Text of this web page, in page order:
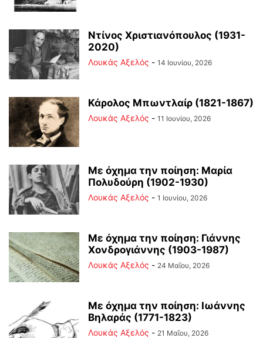
Ντίνος Χριστιανόπουλος (1931-
2020)
Λουκάς Αξελός - 14 Ιουνίου, 2026
Κάρολος Μπωντλαίρ (1821-1867)
Λουκάς Αξελός - 11 Ιουνίου, 2026
Με όχημα την ποίηση: Μαρία
Πολυδούρη (1902-1930)
Λουκάς Αξελός - 1 Ιουνίου, 2026
Με όχημα την ποίηση: Γιάννης
Χονδρογιάννης (1903-1987)
Λουκάς Αξελός - 24 Μαΐου, 2026
Με όχημα την ποίηση: Ιωάννης
Βηλαράς (1771-1823)
Λουκάς Αξελός - 21 Μαΐου, 2026